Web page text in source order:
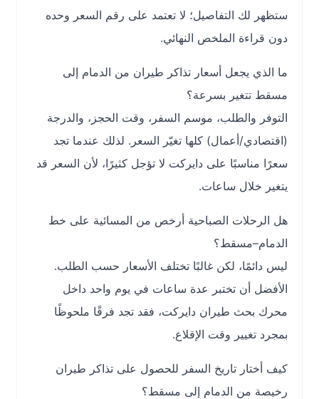
ستظهر لك التفاصيل؛ لا تعتمد على رقم السعر وحده
دون قراءة الملخص النهائي.
ما الذي يجعل أسعار تذاكر طيران من الدمام إلى
مسقط تتغير بسرعة؟
التوفر والطلب، موسم السفر، وقت الحجز، والدرجة
(اقتصادي/أعمال) كلها تغيّر السعر. لذلك عندما تجد
سعرًا مناسبًا على دايركت لا تؤجل كثيرًا، لأن السعر قد
يتغير خلال ساعات.
هل الرحلات الصباحية أرخص من المسائية على خط
الدمام–مسقط؟
ليس دائمًا، لكن غالبًا تختلف الأسعار حسب الطلب.
الأفضل أن تختبر عدة ساعات في يوم واحد داخل
محرك بحث طيران دايركت، فقد تجد فرقًا ملحوظًا
بمجرد تغيير وقت الإقلاع.
كيف أختار تاريخ السفر للحصول على تذاكر طيران
رخيصة من الدمام إلى مسقط؟